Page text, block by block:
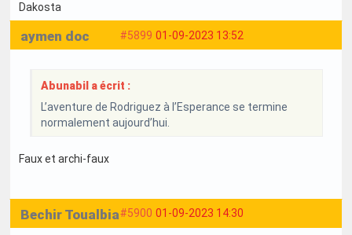
Dakosta
#5899 01-09-2023 13:52
aymen doc
Abunabil a écrit :
L’aventure de Rodriguez à l’Esperance se termine
normalement aujourd’hui.
Faux et archi-faux
#5900 01-09-2023 14:30
Bechir Toualbia